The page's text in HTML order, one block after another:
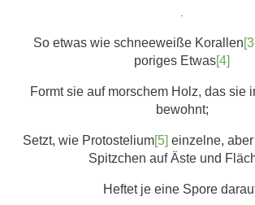
.
So etwas wie schneeweiße Korallen
poriges Etwas[4]
Formt sie auf morschem Holz, das sie
bewohnt;
Setzt, wie Protostelium[5] einzelne,
Spitzchen auf Äste und
Heftet je eine Spore